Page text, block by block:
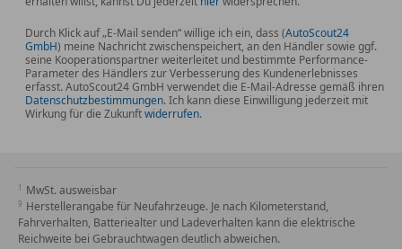
Motor & Antrieb
Antischlupfregelung (ASR)
Antriebsart: Frontantrieb
Getriebe 6-Gang - Typ: B6
Extra erhöhte Nutzlast
Sicherheit
Durch Klick auf „E-Mail senden“ willige ich ein, dass (AutoScout24
GmbH) meine Nachricht zwischenspeichert, an den Händler sowie ggf.
seine Kooperationspartner weiterleitet und bestimmte Performance-
Parameter des Händlers zur Verbesserung des Kundenerlebnisses
erfasst. AutoScout24 GmbH verwendet die E-Mail-Adresse gemäß ihren
Datenschutzbestimmungen. Ich kann diese Einwilligung jederzeit mit
Wirkung für die Zukunftwiderrufen.
MwSt. ausweisbar
Herstellerangabe für Neufahrzeuge. Je nach Kilometerstand,
Fahrverhalten, Batteriealter und Ladeverhalten kann die elektrische
Reichweite bei Gebrauchtwagen deutlich abweichen.